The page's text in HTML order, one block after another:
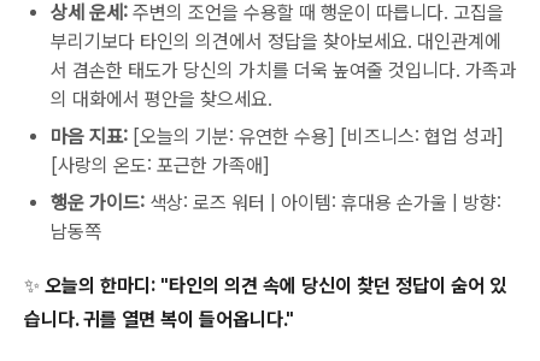
상세 운세: 주변의 조언을 수용할 때 행운이 따릅니다. 고집을
부리기보다 타인의 의견에서 정답을 찾아보세요. 대인관계에
서 겸손한 태도가 당신의 가치를 더욱 높여줄 것입니다. 가족과
의 대화에서 평안을 찾으세요.
마음 지표: [오늘의 기분: 유연한 수용] [비즈니스: 협업 성과]
[사랑의 온도: 포근한 가족애]
행운 가이드: 색상: 로즈 워터 | 아이템: 휴대용 손가울 | 방향:
남동쪽
✨ 오늘의 한마디: "타인의 의견 속에 당신이 찾던 정답이 숨어 있
습니다. 귀를 열면 복이 들어옵니다."